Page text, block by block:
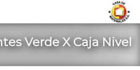
Verde X Caja Nivel